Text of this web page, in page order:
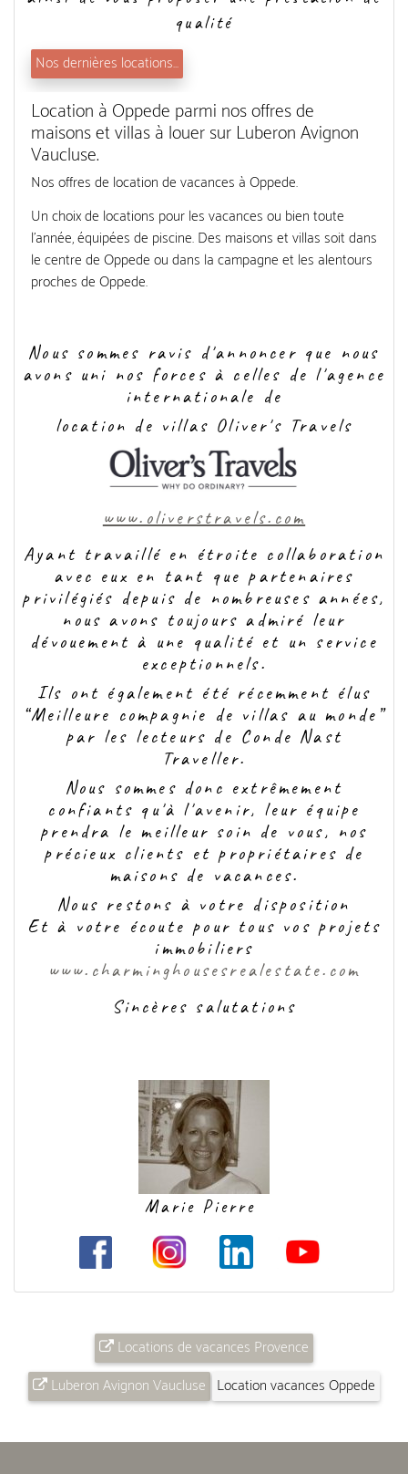
qualité
Nos dernières locations...
Location à Oppede parmi nos offres de
maisons et villas à louer sur Luberon Avignon
Vaucluse.
Nos offres de location de vacances à Oppede.
Un choix de locations pour les vacances ou bien toute
l'année, équipées de piscine. Des maisons et villas soit dans
le centre de Oppede ou dans la campagne et les alentours
proches de Oppede.
Nous sommes ravis d'annoncer que nous
avons uni nos forces à celles de l'agence
internationale de
location de villas Oliver's Travels
www.oliverstravels.com
Ayant travaillé en étroite collaboration
avec eux en tant que partenaires
privilégiés depuis de nombreuses années,
nous avons toujours admiré leur
dévouement à une qualité et un service
exceptionnels.
Ils ont également été récemment élus
“Meilleure compagnie de villas au monde”
par les lecteurs de Conde Nast
Traveller.
Nous sommes donc extrêmement
confiants qu'à l'avenir, leur équipe
prendra le meilleur soin de vous, nos
précieux clients et propriétaires de
maisons de vacances.
Nous restons à votre disposition
Et à votre écoute pour tous vos projets
immobiliers
www.charminghousesrealestate.com
Sincères salutations
Marie Pierre
Locations de vacances Provence
Luberon Avignon Vaucluse Location vacances Oppede